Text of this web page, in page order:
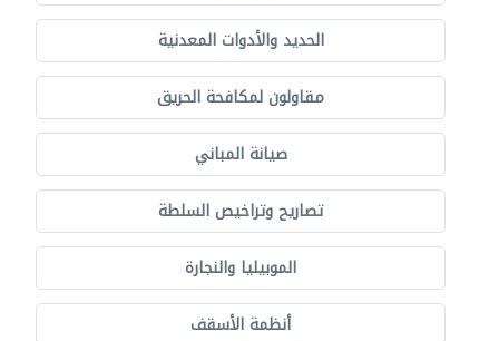
الحديد والأدوات المعدنية
مقاولون لمكافحة الحريق
صيانة المباني
تصاريح وتراخيص السلطة
الموبيليا والنجارة
أنظمة الأسقف